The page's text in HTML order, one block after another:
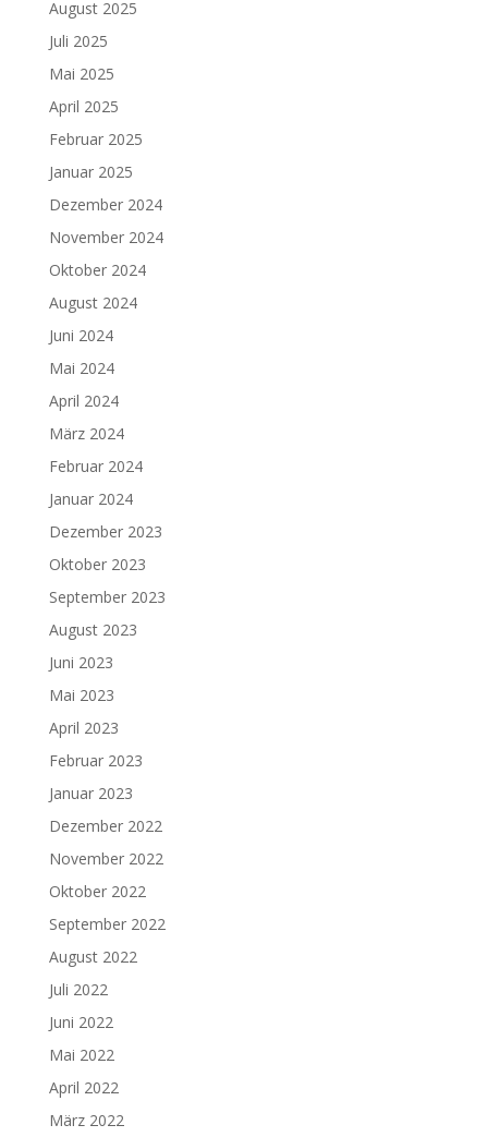
August 2025
Juli 2025
Mai 2025
April 2025
Februar 2025
Januar 2025
Dezember 2024
November 2024
Oktober 2024
August 2024
Juni 2024
Mai 2024
April 2024
März 2024
Februar 2024
Januar 2024
Dezember 2023
Oktober 2023
September 2023
August 2023
Juni 2023
Mai 2023
April 2023
Februar 2023
Januar 2023
Dezember 2022
November 2022
Oktober 2022
September 2022
August 2022
Juli 2022
Juni 2022
Mai 2022
April 2022
März 2022